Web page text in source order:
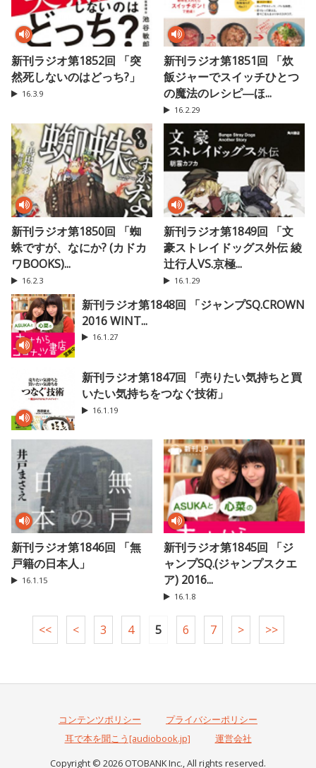
新刊ラジオ第1852回 「突
然死しないのはどっち?」
16.3.9
新刊ラジオ第1851回 「炊
飯ジャーでスイッチひとつ
の魔法のレシピ―ほ...
16.2.29
新刊ラジオ第1850回 「蜘
蛛ですが、なにか? (カドカ
ワBOOKS)...
16.2.3
新刊ラジオ第1849回 「文
豪ストレイドッグス外伝 綾
辻行人VS.京極...
16.1.29
新刊ラジオ第1848回 「ジャンプSQ.CROWN
2016 WINT...
16.1.27
新刊ラジオ第1847回 「売りたい気持ちと買
いたい気持ちをつなぐ技術」
16.1.19
新刊ラジオ第1846回 「無
戸籍の日本人」
16.1.15
新刊ラジオ第1845回 「ジ
ャンプSQ.(ジャンプスクエ
ア) 2016...
16.1.8
<< < 3 4 5 6 7 > >>
コンテンツポリシー
プライバシーポリシー
耳で本を聞こう[audiobook.jp]
運営会社
Copyright © 2026 OTOBANK Inc., All rights reserved.